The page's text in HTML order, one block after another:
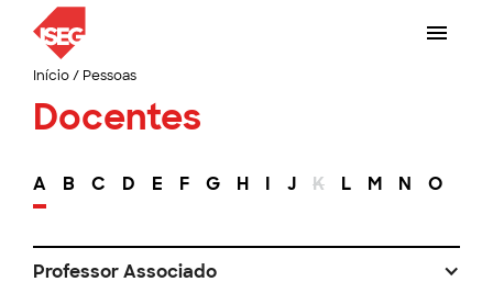
Início/ Pessoas
Docentes
A B C D E F G H I J K L M N O
Professor Associado